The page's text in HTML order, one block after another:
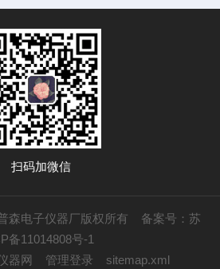
扫码加微信
森电子仪器厂版权所有 备案号：苏
备11014808号-1
器网 管理登录 sitemap.xml